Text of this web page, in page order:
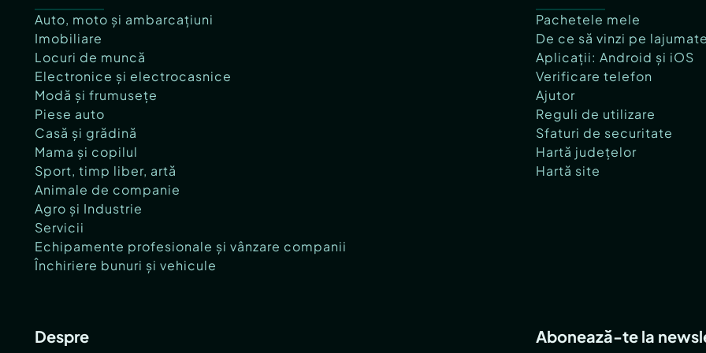
Investitie cu potential multiplu
Dincolo de valoarea rezidentiala, proprietatea prezinta un profil
investitional extrem de interesant.
Este potrivita pentru:
resedinta permanenta premium
vila de vacanta
retreat wellness / yoga / slow living
boutique guesthouse
concept turistic exclusivist
Proprietate pregatita pentru etapa finala de personalizare
Auto, moto și ambarcațiuni
Imobiliare
Locuri de muncă
Electronice și electrocasnice
Modă și frumusețe
Piese auto
Casă și grădină
Mama și copilul
Sport, timp liber, artă
Animale de companie
Agro și Industrie
Servicii
Echipamente profesionale și vânzare companii
Închiriere bunuri și vehicule
Pachetele mele
De ce să vinzi pe
Aplicații: Android și iOS
Verificare telefon
Ajutor
Reguli de utilizare
Sfaturi de securitate
Hartă județelor
Hartă site
Despre Abonează-te la